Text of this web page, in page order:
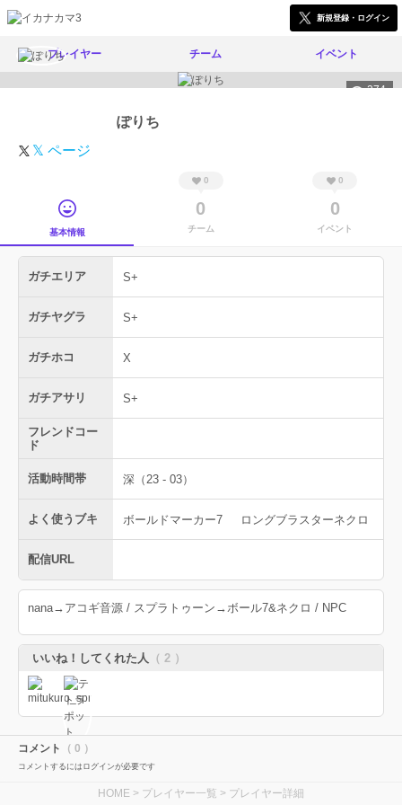
新規登録・ログイン
プレイヤー チーム イベント
274
ぽりち
𝕏 ページ
基本情報
0
0
チーム
0
0
イベント
ガチエリア S+
ガチヤグラ S+
ガチホコ X
ガチアサリ S+
フレンドコー
ド
活動時間帯 深（23 - 03）
よく使うブキ ボールドマーカー7 ロングブラスターネクロ
配信URL
nana→アコギ音源 / スプラトゥーン→ボール7&ネクロ / NPC
いいね！してくれた人 （ 2 ）
コメント （ 0 ）
コメントするにはログインが必要です
HOME > プレイヤー一覧 > プレイヤー詳細